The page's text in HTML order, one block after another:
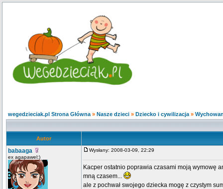
wegedzieciak.pl Strona Główna » Nasze dzieci » Dziecko i cywilizacja »
Autor
babaaga
ex agapawel:)
Wysłany: 2008-03-09, 22:29
Kacper ostatnio poprawia czasami moją wymowę
mną czasem...
ale z pochwał swojego dziecka mogę z czystym